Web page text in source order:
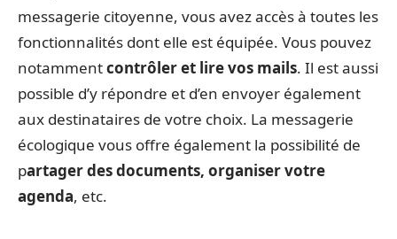
messagerie citoyenne, vous avez accès à toutes les
fonctionnalités dont elle est équipée. Vous pouvez
notammentcontrôler et lire vos mails. Il est aussi
possible d’y répondre et d’en envoyer également
aux destinataires de votre choix. La messagerie
écologique vous offre également la possibilité de
partager des documents, organiser votre
agenda, etc.